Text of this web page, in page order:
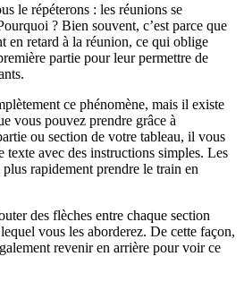
le répéterons : les réunions se
? Bien souvent, c’est parce que
en retard à la réunion, ce qui oblige
partie pour leur permettre de
ce phénomène, mais il existe
vous pouvez prendre grâce à
ou section de votre tableau, il vous
texte avec des instructions simples. Les
rapidement prendre le train en
des flèches entre chaque section
vous les aborderez. De cette façon,
revenir en arrière pour voir ce